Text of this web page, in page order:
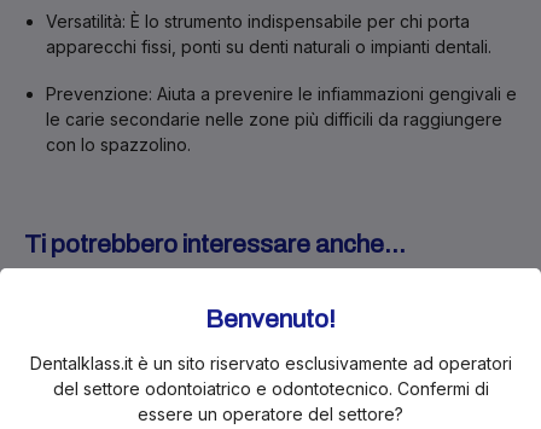
Versatilità: È lo strumento indispensabile per chi porta
apparecchi fissi, ponti su denti naturali o impianti dentali.
Prevenzione: Aiuta a prevenire le infiammazioni gengivali e
le carie secondarie nelle zone più difficili da raggiungere
con lo spazzolino.
Ti potrebbero interessare anche...
Benvenuto!
Dentalklass.it è un sito riservato esclusivamente ad operatori
del settore odontoiatrico e odontotecnico. Confermi di
essere un operatore del settore?